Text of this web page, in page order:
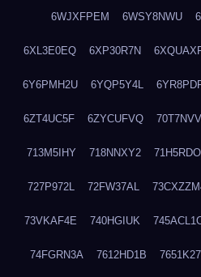
6WJXFPEM 6WSY8NWU
6XL3E0EQ 6XP30R7N
6Y6PMH2U 6YQP5Y4L
6ZT4UC5F 6ZYCUFVQ
713M5IHY 718NNXY2
727P972L 72FW37AL
73VKAF4E 740HGIUK
74FGRN3A 7612HD1B